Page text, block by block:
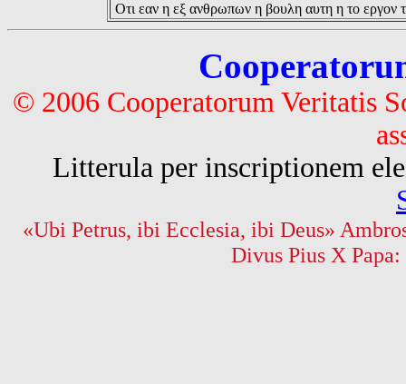
Οτι εαν η εξ ανθρωπων η βουλη αυτη η το εργον
© 2006 Cooperatorum Veritatis
Litterula per inscriptionem
«Ubi Petrus, ibi Ecclesia, ibi Deus»
Divus Pius X Papa: